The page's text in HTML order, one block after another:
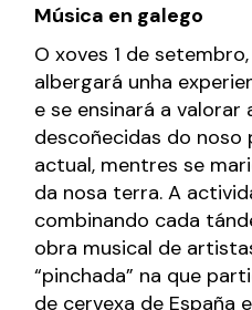
Música en galego
O xoves 1 de
albergará unha
e se ensinará a valorar
descoñecidas do noso
actual, mentres se
da nosa terra. A
combinando cada
obra musical de
“pinchada” na que
de cervexa de España